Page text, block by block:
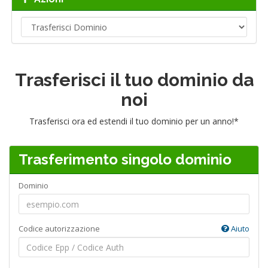
Trasferisci il tuo dominio da
noi
Trasferisci ora ed estendi il tuo dominio per un anno!*
Trasferimento singolo dominio
Dominio
Codice autorizzazione Aiuto